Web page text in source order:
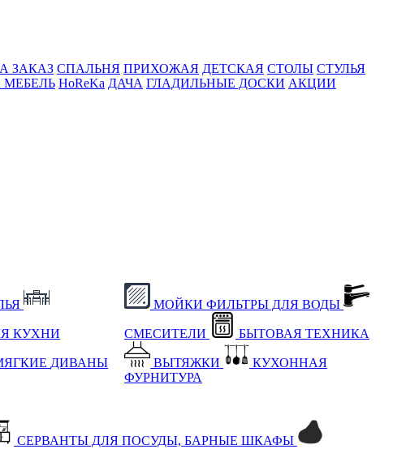
ЗАКАЗ СПАЛЬНЯ ПРИХОЖАЯ ДЕТСКАЯ СТОЛЫ СТУЛЬЯ
HoReKa ДАЧА ГЛАДИЛЬНЫЕ ДОСКИ АКЦИИ
КУХНИ
ДИВАНЫ
МОЙКИ ФИЛЬТРЫ ДЛЯ ВОДЫ
СМЕСИТЕЛИ БЫТОВАЯ ТЕХНИКА
ВЫТЯЖКИ
КУХОННАЯ
ФУРНИТУРА
СЕРВАНТЫ ДЛЯ ПОСУДЫ, БАРНЫЕ ШКАФЫ